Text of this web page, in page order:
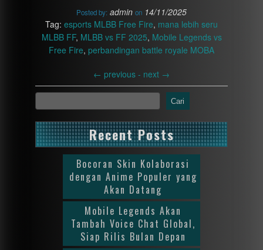
Posted by: admin on 14/11/2025
Tag: esports MLBB Free Fire, mana lebih seru
MLBB FF, MLBB vs FF 2025, Mobile Legends vs
Free Fire, perbandingan battle royale MOBA
← previous - next →
Cari
Recent Posts
Bocoran Skin Kolaborasi
dengan Anime Populer yang
Akan Datang
Mobile Legends Akan
Tambah Voice Chat Global,
Siap Rilis Bulan Depan